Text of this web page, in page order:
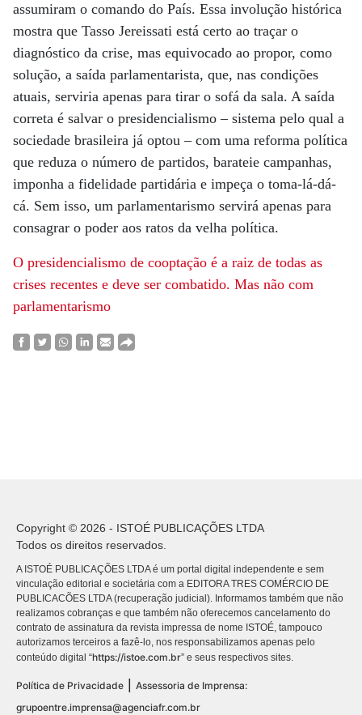
assumiram o comando do País. Essa involução histórica
mostra que Tasso Jereissati está certo ao traçar o
diagnóstico da crise, mas equivocado ao propor, como
solução, a saída parlamentarista, que, nas condições
atuais, serviria apenas para tirar o sofá da sala. A saída
correta é salvar o presidencialismo – sistema pelo qual a
sociedade brasileira já optou – com uma reforma política
que reduza o número de partidos, barateie campanhas,
imponha a fidelidade partidária e impeça o toma-lá-dá-
cá. Sem isso, um parlamentarismo servirá apenas para
consagrar o poder aos ratos da velha política.
O presidencialismo de cooptação é a raiz de todas as
crises recentes e deve ser combatido. Mas não com
parlamentarismo
Copyright © 2026 - ISTOÉ PUBLICAÇÕES LTDA
Todos os direitos reservados.
A ISTOÉ PUBLICAÇÕES LTDA é um portal digital independente e sem
vinculação editorial e societária com a EDITORA TRES COMÉRCIO DE
PUBLICACÕES LTDA (recuperação judicial). Informamos também que não
realizamos cobranças e que também não oferecemos cancelamento do
contrato de assinatura da revista impressa de nome ISTOÉ, tampouco
autorizamos terceiros a fazê-lo, nos responsabilizamos apenas pelo
conteúdo digital “https://istoe.com.br” e seus respectivos sites.
Política de Privacidade
Assessoria de Imprensa:
grupoentre.imprensa@agenciafr.com.br